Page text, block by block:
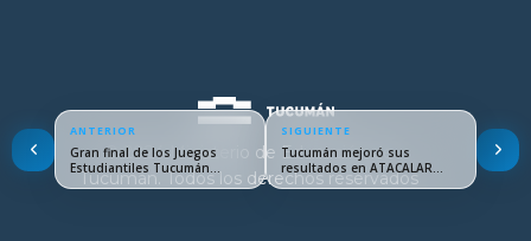
© 2024 Ministerio de Educación de
Tucumán. Todos los derechos reservados
ANTERIOR
Gran final de los Juegos
Estudiantiles Tucumán…
SIGUIENTE
Tucumán mejoró sus
resultados en ATACALAR
respecto…